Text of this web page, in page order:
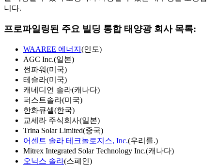
니다.
프로파일링된 주요 빌딩 통합 태양광 회사 목록:
WAAREE 에너지 (인도)
AGC Inc.(일본)
썬파워(미국)
테슬라(미국)
캐네디언 솔라(캐나다)
퍼스트솔라(미국)
한화큐셀(한국)
교세라 주식회사(일본)
Trina Solar Limited(중국)
어센트 솔라 테크놀로지스, Inc.(우리를.)
Mitrex Integrated Solar Technology Inc.(캐나다)
오닉스 솔라(스페인)